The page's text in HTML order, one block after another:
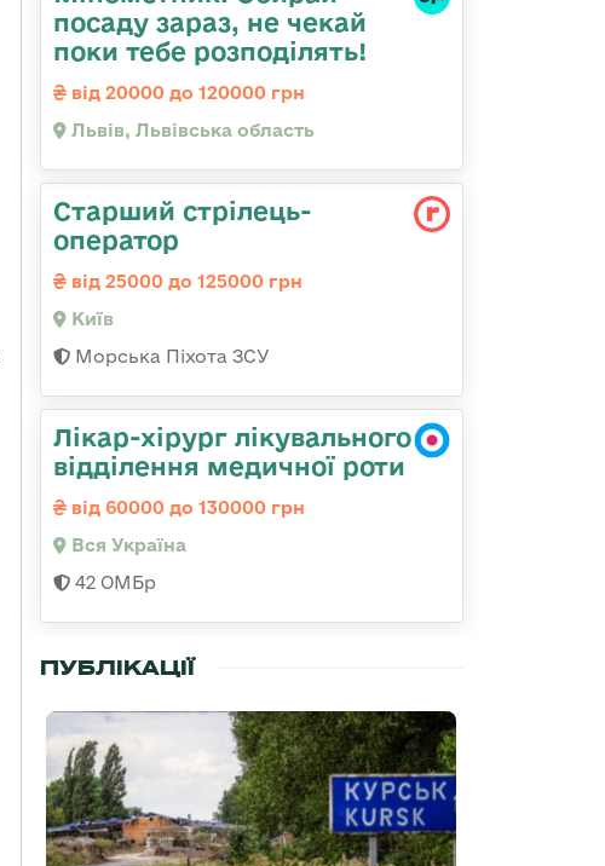
посаду зараз, не чекай
поки тебе розподілять!
від 20000 до 120000 грн
Львів, Львівська область
Стаpший стpілець-
опеpатоp
від 25000 до 125000 грн
Київ
Морська Піхота ЗСУ
Лікар-хірург лікувального
відділення медичної роти
від 60000 до 130000 грн
Вся Україна
42 ОМБр
ПУБЛІКАЦІЇ